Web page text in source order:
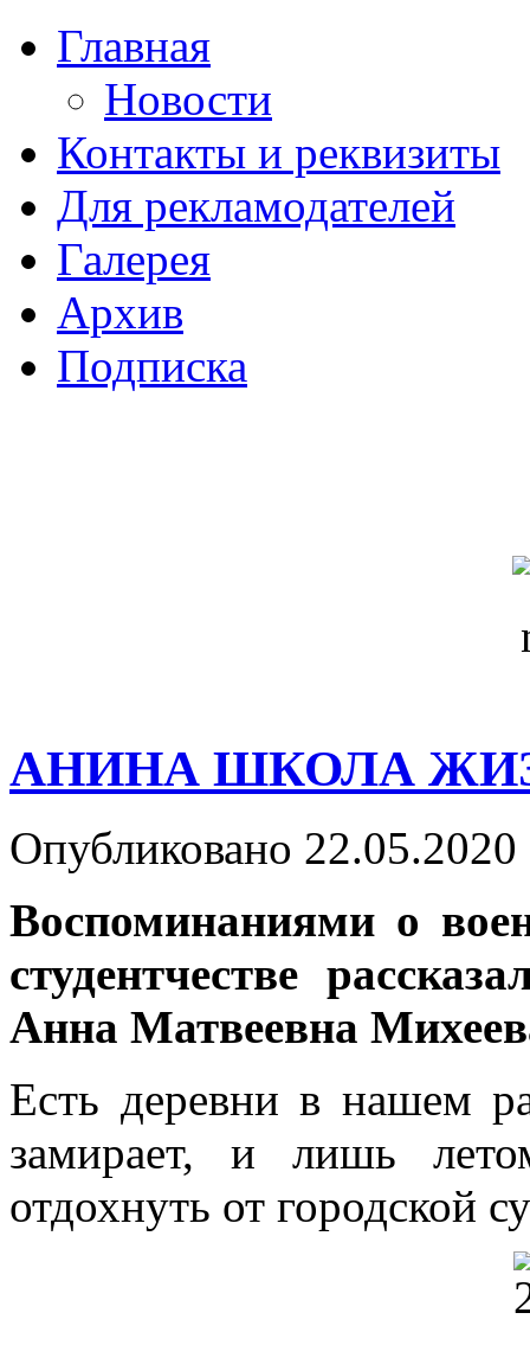
Главная
Новости
Контакты и реквизиты
Для рекламодателей
Галерея
Архив
Подписка
АНИНА ШКОЛА
Опубликовано
Воспоминаниями о
студентчестве
Анна Матвеевна
Есть деревни в нашем
замирает, и лишь
отдохнуть от городской